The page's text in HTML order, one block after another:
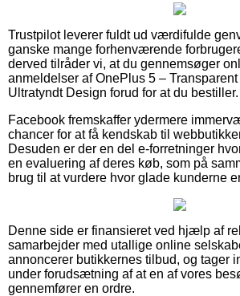
Trustpilot leverer fuldt ud værdifulde
ganske mange forhenværende
derved tilråder vi, at du gennemsøger
anmeldelser af OnePlus 5 –
Ultratyndt Design forud for at du bestiller.
Facebook fremskaffer ydermere
chancer for at få kendskab til
Desuden er der en del e-forretninger
en evaluering af deres køb, som på
brug til at vurdere hvor glade kunderne
Denne side er finansieret ved hjælp af
samarbejder med utallige online
annoncerer butikkernes tilbud, og tager
under forudsætning af at en af vores
gennemfører en ordre.